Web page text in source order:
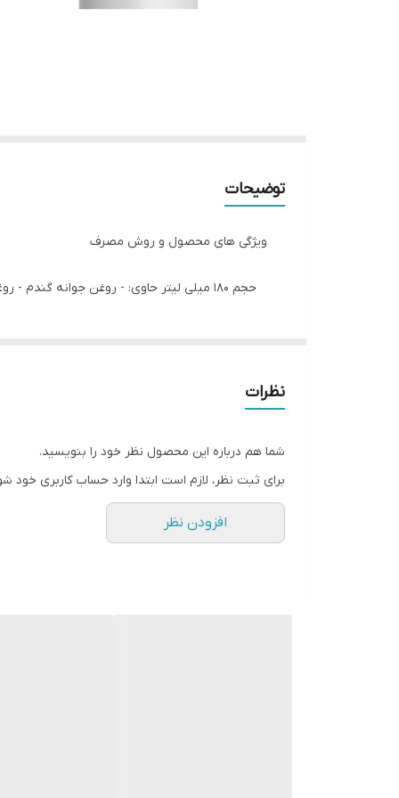
توضیحات
ویژگی های محصول و روش مصرف
حجم 180 میلی لیتر حاوی: - روغن جوانه گندم - روغن بادام شیرین - موم زنبور عسل - روغن آووکادو - ویتامین E - عصاره آلوئه ورا
رشد سلول های جدید کمک می کند. از طرفی
تولید کلاژن در پوست را بالا می برد که باعث
نظرات
شما هم درباره این محصول نظر خود را بنویسید.
برای ثبت نظر، لازم است ابتدا وارد حساب کاربری خود
افزودن نظر